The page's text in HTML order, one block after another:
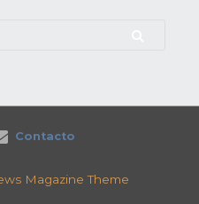
Contacto
Magazine Theme